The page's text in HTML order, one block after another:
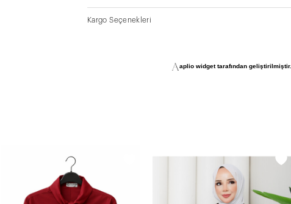
Kargo Seçenekleri
aplio widget tarafından geliştirilmiştir.